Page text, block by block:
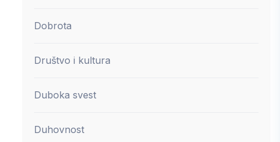
Dobrota
Društvo i kultura
Duboka svest
Duhovnost